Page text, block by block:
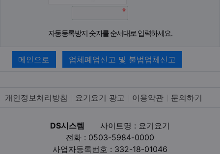
자동등록방지 숫자를 순서대로 입력하세요.
메인으로 업체폐업신고 및 불법업체신고
개인정보처리방침 요기요기 광고 이용약관 문의하기
DS시스템
사이트명 : 요기요기
전화 : 0503-5984-0000
사업자등록번호 : 332-18-01046